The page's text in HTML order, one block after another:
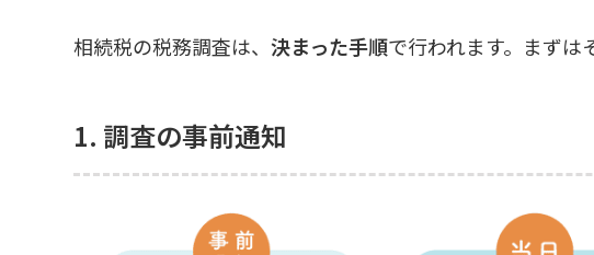
相続税の税務調査は、決まった手順で行われます。まずは
1. 調査の事前通知